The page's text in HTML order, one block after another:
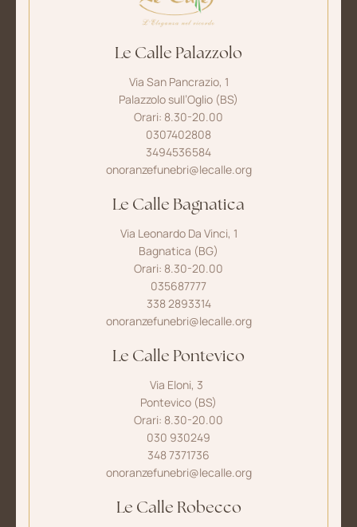
Le Calle Palazzolo
Via San Pancrazio, 1
Palazzolo sull’Oglio (BS)
Orari: 8.30-20.00
0307402808
3494536584
onoranzefunebri@lecalle.org
Le Calle Bagnatica
Via Leonardo Da Vinci, 1
Bagnatica (BG)
Orari: 8.30-20.00
035687777
338 2893314
onoranzefunebri@lecalle.org
Le Calle Pontevico
Via Eloni, 3
Pontevico (BS)
Orari: 8.30-20.00
030 930249
348 7371736
onoranzefunebri@lecalle.org
Le Calle Robecco